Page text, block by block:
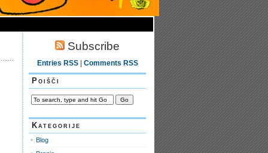
Subscribe
Entries RSS| Comments RSS
Poišči
Kategorije
Blog